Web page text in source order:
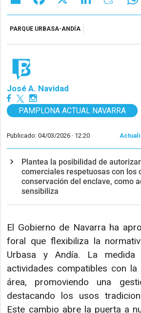
PARQUE URBASA-ANDÍA
José A. Navidad
PAMPLONA ACTUAL NAVARRA
Publicado: 04/03/2026 · 12:20
Plantea la posibilidad de
comerciales respetuosas con los
conservación del enclave, como
sensibiliza
El Gobierno de Navarra ha
foral que flexibiliza la
Urbasa y Andía. La medida
actividades compatibles con la
área, promoviendo una
destacando los usos
Este cambio abre la puerta a